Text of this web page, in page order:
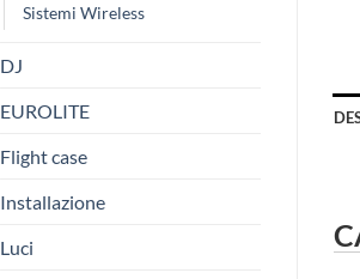
Sistemi Wireless
DJ
EUROLITE
Flight case
Installazione
Luci